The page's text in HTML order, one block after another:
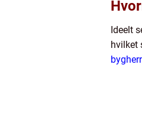
Ideelt
hvilket